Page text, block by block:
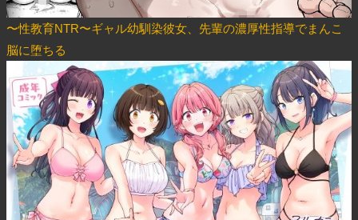
〜性教育NTR〜ギャル幼馴染彼女、先輩の濃厚性指導でまんこ
脳に堕ちる